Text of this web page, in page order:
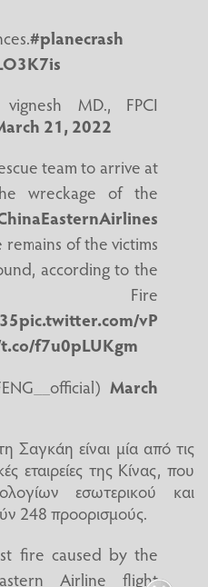
#planecrash
MD., FPCI
21, 2022
team to arrive at
wreckage of the
remains of the victims
according to the
pic.twitter.com/vP
f7u0pLUKgm
March
είναι μία από τις
εταιρείες της Κίνας, που
εσωτερικού και
248 προορισμούς.
fire caused by the
Airline flight